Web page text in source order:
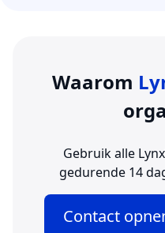
Waarom
Contact
Gebruik alle
gedurende 14